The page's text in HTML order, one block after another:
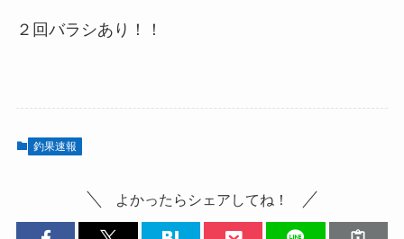
２回バラシあり！！
釣果速報
よかったらシェアしてね！